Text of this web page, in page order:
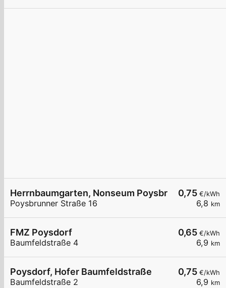
0,75 €/kWh
6,8 km
Herrnbaumgarten, Nonseum Poysbrunner Str.
Poysbrunner Straße 16
0,65 €/kWh
6,9 km
FMZ Poysdorf
Baumfeldstraße 4
0,75 €/kWh
6,9 km
Poysdorf, Hofer Baumfeldstraße
Baumfeldstraße 2